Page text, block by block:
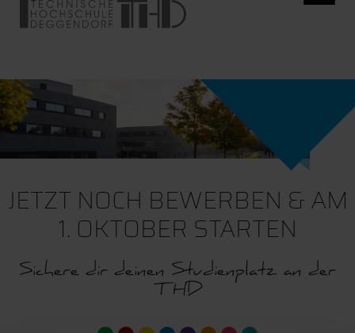
JETZT NOCH BEWERBEN & AM
1. OKTOBER STARTEN
Sichere dir deinen Studienplatz an der
THD